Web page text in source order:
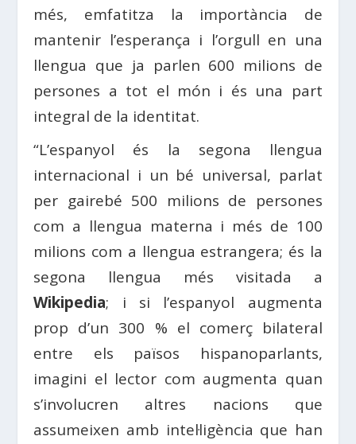
més, emfatitza la importància de
mantenir l’esperança i l’orgull en una
llengua que ja parlen 600 milions de
persones a tot el món i és una part
integral de la identitat.
“L’espanyol és la segona llengua
internacional i un bé universal, parlat
per gairebé 500 milions de persones
com a llengua materna i més de 100
milions com a llengua estrangera; és la
segona llengua més visitada a
Wikipedia; i si l’espanyol augmenta
prop d’un 300 % el comerç bilateral
entre els països hispanoparlants,
imagini el lector com augmenta quan
s’involucren altres nacions que
assumeixen amb intel·ligència que han